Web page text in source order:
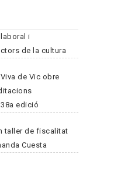
i
de la cultura
de Vic obre
edició
taller de fiscalitat
Cuesta